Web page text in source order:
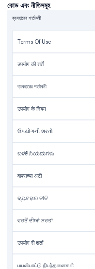
কোড এবং নীতিসমূহ
ব্যবহারের শর্তাবলী
Terms Of Use
उपयोग की शर्तें
ব্যবহারের শর্তাবলী
उपयोग के नियम
ઉપયોગની શરતો
ಬಳಕೆ ನಿಯಮಗಳು
वापराच्या अटी
ବ୍ୟବହାର ନୀତି
ਵਰਤੋਂ ਦੀਆਂ ਸ਼ਰਤਾਂ
उपयोग री शर्तां
பயன்பாட்டு நிபந்தனைகள்